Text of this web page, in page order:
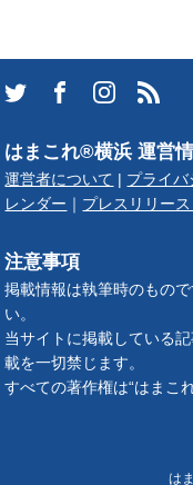
はまこれ®横浜 運営
運営者について プライバ
レンダー
プレスリリー
注意事項
掲載情報は執筆時のもの
い。
当サイトに掲載している
載を一切禁じます。
すべての著作権は“はまこ
は